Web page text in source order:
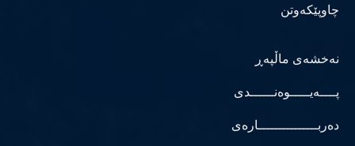
چاوپێکەوتن
نەخشەی ماڵپەڕ
پــــەیـــــوەنــــــدی
دەربـــــــــــــــارەی